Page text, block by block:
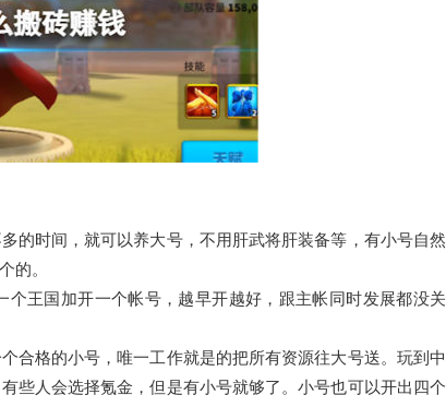
的时间，就可以养大号，不用肝武将肝装备等，有小号自然
的。
王国加开一个帐号，越早开越好，跟主帐同时发展都没关
合格的小号，唯一工作就是的把所有资源往大号送。玩到中
些人会选择氪金，但是有小号就够了。小号也可以开出四个